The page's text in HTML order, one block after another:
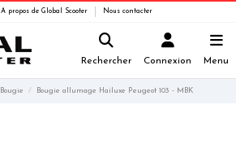
A propos de Global Scooter Nous contacter
Rechercher Connexion Menu
Bougie Bougie allumage Hailuxe Peugeot 103 - MBK